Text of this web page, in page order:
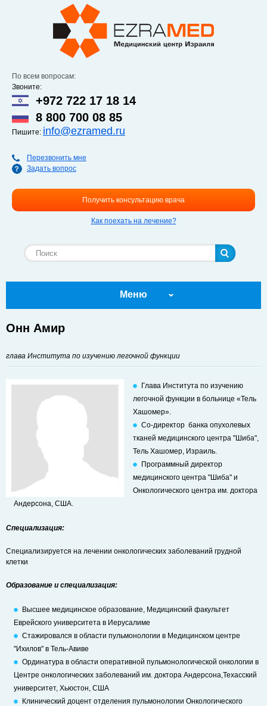
основному
содержанию
По всем вопросам:
Звоните:
+972 722 17 18 14
8 800 700 08 85
Пишите: info@ezramed.ru
Перезвонить мне
Задать вопрос
Получить консультацию врача
Как поехать на лечение?
Меню
Онн Амир
глава Института по изучению легочной функции
Глава Института по изучению
легочной функции в больнице «Тель
Хашомер».
Со-директор банка опухолевых
тканей медицинского центра "Шиба",
Тель Хашомер, Израиль.
Программный директор
медицинского центра "Шиба" и
Онкологического центра им. доктора
Андерсона, США.
Специализация:
Специализируется на лечении онкологических заболеваний грудной
клетки
Образование и специализация:
Высшее медицинское образование, Медицинский факультет
Еврейского университета в Иерусалиме
Стажировался в области пульмонологии в Медицинском центре
"Ихилов" в Тель-Авиве
Ординатура в области оперативной пульмонологической онкологии в
Центре онкологических заболеваний им. доктора Андерсона,Техасский
университет, Хьюстон, США
Клинический доцент отделения пульмонологии Онкологического